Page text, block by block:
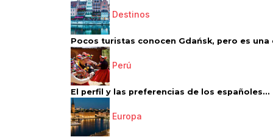
Destinos
Pocos turistas conocen Gdańsk, pero es una
Perú
El perfil y las preferencias de los españoles...
Europa